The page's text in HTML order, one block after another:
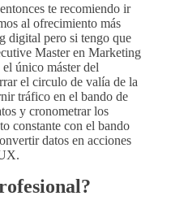
te recomiendo ir
al ofrecimiento más
digital pero si tengo que
Master en Marketing
único máster del
el circulo de valía de la
tráfico en el bando de
y cronometrar los
constante con el bando
datos en acciones